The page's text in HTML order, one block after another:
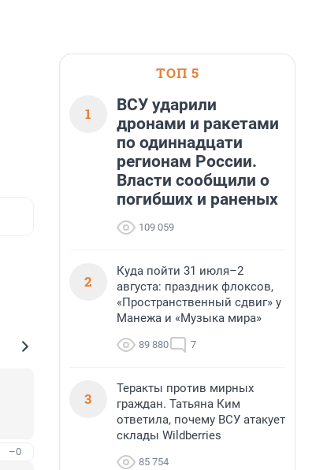
–0
ТОП 5
1
ВСУ ударили
дронами и ракетами
по одиннадцати
регионам России.
Власти сообщили о
погибших и раненых
109 059
2
Куда пойти 31 июля–2
августа: праздник флоксов,
«Пространственный сдвиг» у
Манежа и «Музыка мира»
89 880 7
3
Теракты против мирных
граждан. Татьяна Ким
ответила, почему ВСУ атакует
склады Wildberries
85 754